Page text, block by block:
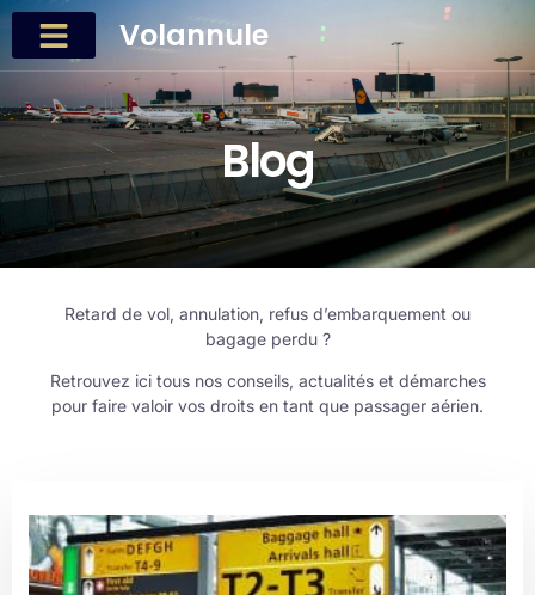
Volannule
Blog
Retard de vol, annulation, refus d’embarquement ou
bagage perdu ?
Retrouvez ici tous nos conseils, actualités et démarches
pour faire valoir vos droits en tant que passager aérien.